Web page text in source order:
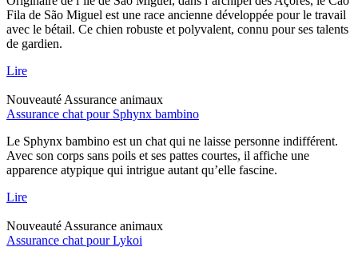
Fila de São Miguel est une race ancienne développée pour le travail
avec le bétail. Ce chien robuste et polyvalent, connu pour ses talents
de gardien.
Lire
Nouveauté Assurance animaux
Assurance chat pour Sphynx bambino
Le Sphynx bambino est un chat qui ne laisse personne indifférent.
Avec son corps sans poils et ses pattes courtes, il affiche une
apparence atypique qui intrigue autant qu’elle fascine.
Lire
Nouveauté Assurance animaux
Assurance chat pour Lykoi